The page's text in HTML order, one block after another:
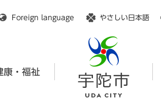
Foreign language やさしい日本語
康・福祉